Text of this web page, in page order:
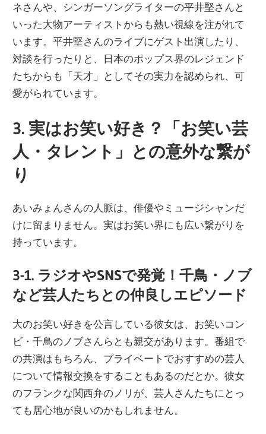
ネさんや、シンガーソングライターの平井堅さんと
いった大物アーティストからも熱い視線を注がれて
います。平井堅さんのライブにゲスト出演したり、
対談を行ったりと、日本のポップス界のレジェンド
たちからも「天才」としてその実力を認められ、可
愛がられています。
3. 実はお笑い好き？「お笑い芸
人・タレント」との意外な繋が
り
あいみょんさんの人脈は、俳優やミュージシャンだ
けに留まりません。実はお笑い界にも広い繋がりを
持っています。
3-1. ラジオやSNSで発覚！千鳥・ノブ
など芸人たちとの仲良しエピソード
大のお笑い好きを公言している彼女は、お笑いコン
ビ・千鳥のノブさんらとも親交があります。番組で
の共演はもちろん、プライベートでおすすめの芸人
について情報交換をすることもあるのだとか。彼女
のフランクな関西弁のノリが、芸人さんたちにとっ
ても居心地が良いのかもしれません。